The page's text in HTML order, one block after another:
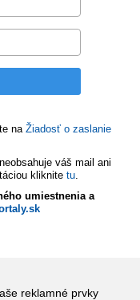
naŽiadosť o zaslanie
váš mail ani
kliknite tu.
umiestnenia a
reklamné prvky